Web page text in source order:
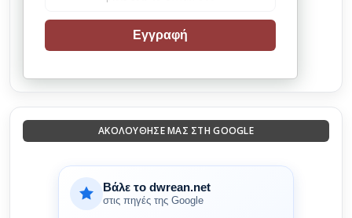
Εγγραφή
ΑΚΟΛΟΎΘΗΣΈ ΜΑΣ ΣΤΗ GOOGLE
Βάλε το dwrean.net
στις πηγές της Google